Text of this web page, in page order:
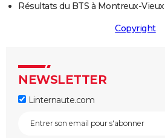
Résultats du BTS à Montreux-Vieux
Copyright
NEWSLETTER
Linternaute.com